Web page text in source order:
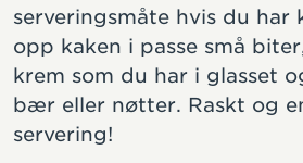
serveringsmåte hvis du har
opp kaken i passe små
krem som du har i glasset
bær eller nøtter. Raskt og
servering!